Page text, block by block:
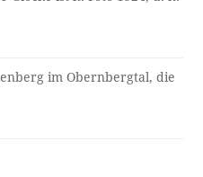
im Obernbergtal, die